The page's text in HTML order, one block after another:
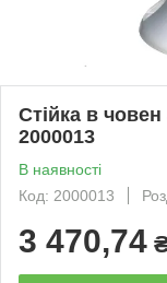
Стійка в
2000013
В наявності
Код: 2000013
3 470,74